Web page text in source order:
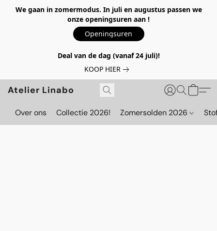
We gaan in zomermodus. In juli en augustus passen we
onze openingsuren aan !
Openingsuren
Deal van de dag (vanaf 24 juli)!
KOOP HIER
Atelier Linabo
Over ons Collectie 2026! Zomersolden 2026